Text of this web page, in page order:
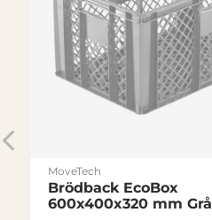
MoveTech
Brödback EcoBox
600x400x320 mm Grå